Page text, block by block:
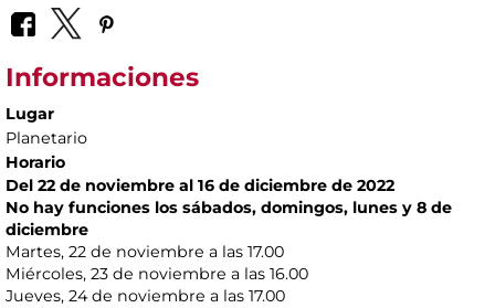
Informaciones
Lugar
Planetario
Horario
Del 22 de noviembre al 16 de diciembre de 2022
No hay funciones los sábados, domingos, lunes y 8 de
diciembre
Martes, 22 de noviembre a las 17.00
Miércoles, 23 de noviembre a las 16.00
Jueves, 24 de noviembre a las 17.00